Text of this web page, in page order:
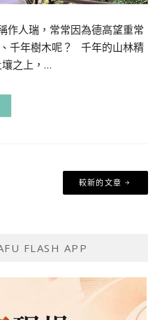
作人瑞，常常因為德高望重常
千年樹木呢？ 千年的山林精
之上，…
較新的文章
FLASH APP